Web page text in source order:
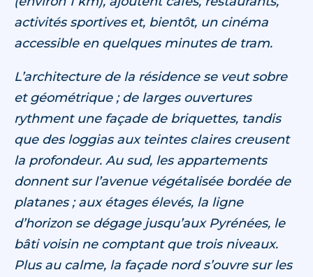
activités sportives et, bientôt, un cinéma
accessible en quelques minutes de tram.
L’architecture de la résidence se veut sobre
et géométrique ; de larges ouvertures
rythment une façade de briquettes, tandis
que des loggias aux teintes claires creusent
la profondeur. Au sud, les appartements
donnent sur l’avenue végétalisée bordée de
platanes ; aux étages élevés, la ligne
d’horizon se dégage jusqu’aux Pyrénées, le
bâti voisin ne comptant que trois niveaux.
Plus au calme, la façade nord s’ouvre sur les